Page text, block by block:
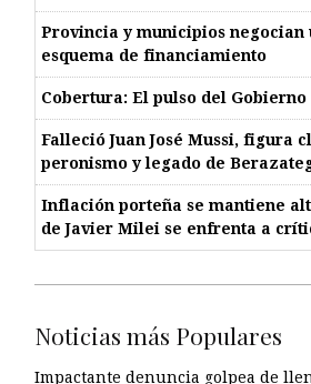
Provincia y municipios negocian
esquema de financiamiento
Cobertura: El pulso del
Falleció Juan José Mussi, figura
peronismo y legado de
Inflación porteña se mantiene
de Javier Milei se enfrenta a
Noticias más Populares
Impactante denuncia golpea de